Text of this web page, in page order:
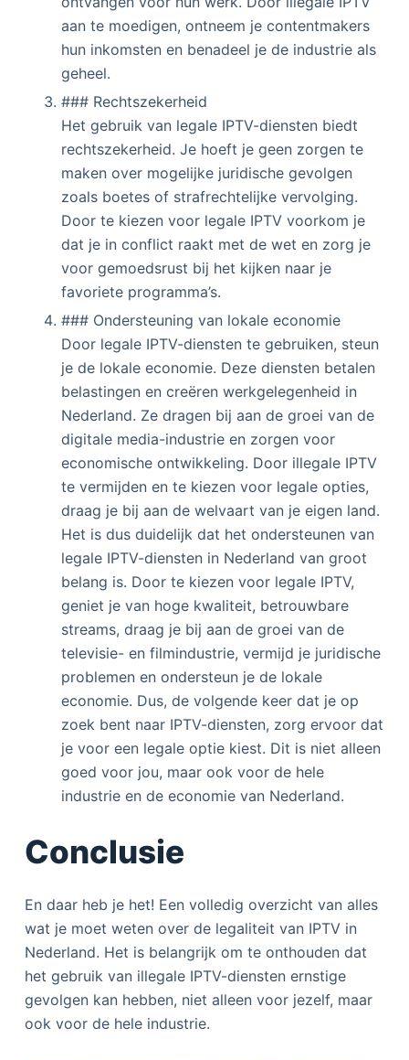
aan te moedigen, ontneem je contentmakers
hun inkomsten en benadeel je de industrie als
geheel.
### Rechtszekerheid
Het gebruik van legale IPTV-diensten biedt
rechtszekerheid. Je hoeft je geen zorgen te
maken over mogelijke juridische gevolgen
zoals boetes of strafrechtelijke vervolging.
Door te kiezen voor legale IPTV voorkom je
dat je in conflict raakt met de wet en zorg je
voor gemoedsrust bij het kijken naar je
favoriete programma’s.
### Ondersteuning van lokale economie
Door legale IPTV-diensten te gebruiken, steun
je de lokale economie. Deze diensten betalen
belastingen en creëren werkgelegenheid in
Nederland. Ze dragen bij aan de groei van de
digitale media-industrie en zorgen voor
economische ontwikkeling. Door illegale IPTV
te vermijden en te kiezen voor legale opties,
draag je bij aan de welvaart van je eigen land.
Het is dus duidelijk dat het ondersteunen van
legale IPTV-diensten in Nederland van groot
belang is. Door te kiezen voor legale IPTV,
geniet je van hoge kwaliteit, betrouwbare
streams, draag je bij aan de groei van de
televisie- en filmindustrie, vermijd je juridische
problemen en ondersteun je de lokale
economie. Dus, de volgende keer dat je op
zoek bent naar IPTV-diensten, zorg ervoor dat
je voor een legale optie kiest. Dit is niet alleen
goed voor jou, maar ook voor de hele
industrie en de economie van Nederland.
Conclusie
En daar heb je het! Een volledig overzicht van alles
wat je moet weten over de legaliteit van IPTV in
Nederland. Het is belangrijk om te onthouden dat
het gebruik van illegale IPTV-diensten ernstige
gevolgen kan hebben, niet alleen voor jezelf, maar
ook voor de hele industrie.